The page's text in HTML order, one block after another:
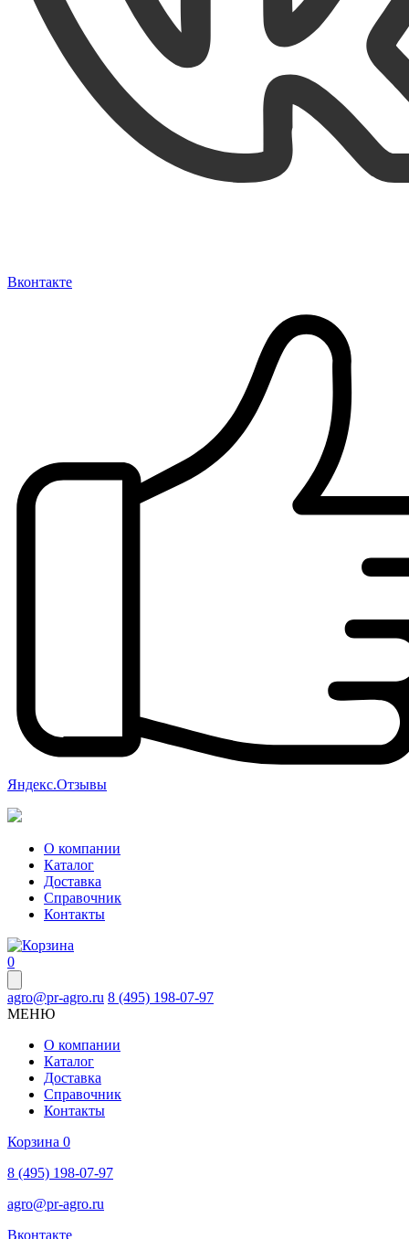
Вконтакте
Яндекс.Отзывы
О компании
Каталог
Доставка
Справочник
Контакты
0
agro@pr-agro.ru 8 (495) 198-07-97
МЕНЮ
О компании
Каталог
Доставка
Справочник
Контакты
Корзина 0
8 (495) 198-07-97
agro@pr-agro.ru
Вконтакте